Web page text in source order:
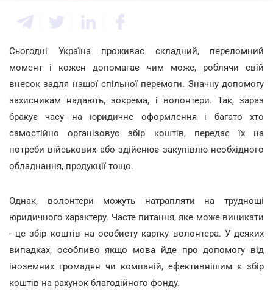
Сьогодні Україна проживає складний, переломний
момент і кожен допомагає чим може, роблячи свій
внесок задля нашої спільної перемоги. Значну допомогу
захисникам надають, зокрема, і волонтери. Так, зараз
бракує часу на юридичне оформлення і багато хто
самостійно організовує збір коштів, передає їх на
потреби військових або здійснює закупівлю необхідного
обладнання, продукції тощо.
Однак, волонтери можуть натрапляти на труднощі
юридичного характеру. Часте питання, яке може виникати
- це збір коштів на особисту картку волонтера. У деяких
випадках, особливо якщо мова йде про допомогу від
іноземних громадян чи компаній, ефективнішим є збір
коштів на рахунок благодійного фонду.